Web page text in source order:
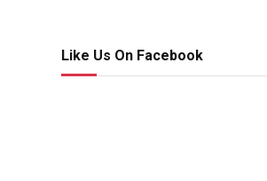
Like Us On Facebook